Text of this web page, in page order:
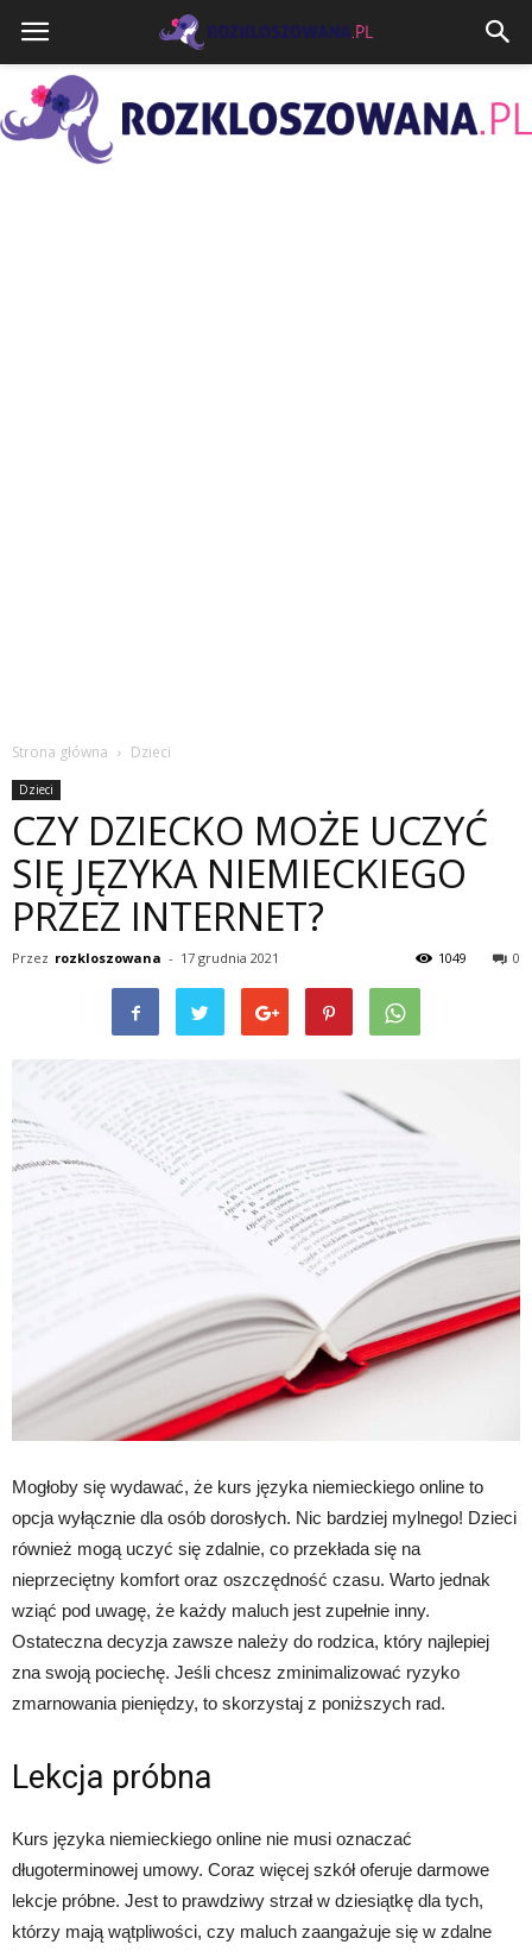
Strona główna Dzieci
Dzieci
CZY DZIECKO MOŻE UCZYĆ
SIĘ JĘZYKA NIEMIECKIEGO
PRZEZ INTERNET?
Przez rozkloszowana - 17 grudnia 2021 0
1049
Mogłoby się wydawać, że kurs języka niemieckiego online to
opcja wyłącznie dla osób dorosłych. Nic bardziej mylnego! Dzieci
również mogą uczyć się zdalnie, co przekłada się na
nieprzeciętny komfort oraz oszczędność czasu. Warto jednak
wziąć pod uwagę, że każdy maluch jest zupełnie inny.
Ostateczna decyzja zawsze należy do rodzica, który najlepiej
zna swoją pociechę. Jeśli chcesz zminimalizować ryzyko
zmarnowania pieniędzy, to skorzystaj z poniższych rad.
Lekcja próbna
Kurs języka niemieckiego online nie musi oznaczać
długoterminowej umowy. Coraz więcej szkół oferuje darmowe
lekcje próbne. Jest to prawdziwy strzał w dziesiątkę dla tych,
którzy mają wątpliwości, czy maluch zaangażuje się w zdalne